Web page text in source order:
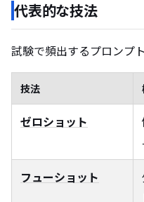
代表的な技法
試験で頻出するプロンプ
技法
ゼロショット
フューショット